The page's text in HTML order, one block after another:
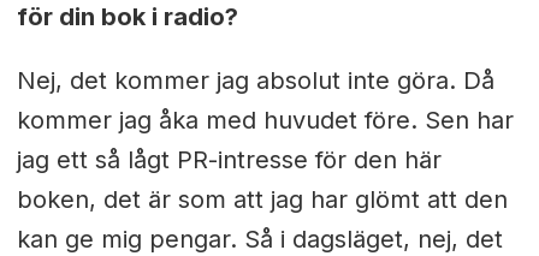
för din bok i radio?
Nej, det kommer jag absolut inte göra. Då
kommer jag åka med huvudet före. Sen har
jag ett så lågt PR-intresse för den här
boken, det är som att jag har glömt att den
kan ge mig pengar. Så i dagsläget, nej, det